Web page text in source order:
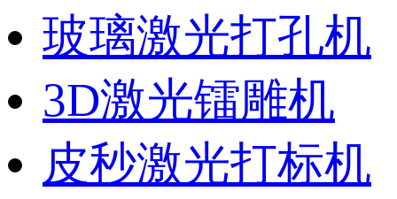
玻璃激光打孔机
3D激光镭雕机
皮秒激光打标机